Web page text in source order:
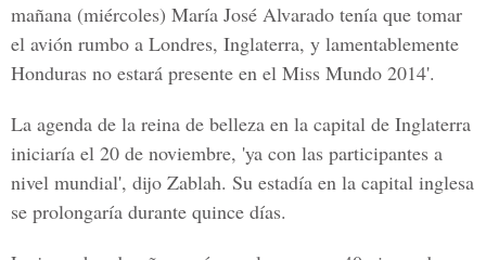
mañana (miércoles) María José Alvarado tenía que tomar
el avión rumbo a Londres, Inglaterra, y lamentablemente
Honduras no estará presente en el Miss Mundo 2014'.
La agenda de la reina de belleza en la capital de Inglaterra
iniciaría el 20 de noviembre, 'ya con las participantes a
nivel mundial', dijo Zablah. Su estadía en la capital inglesa
se prolongaría durante quince días.